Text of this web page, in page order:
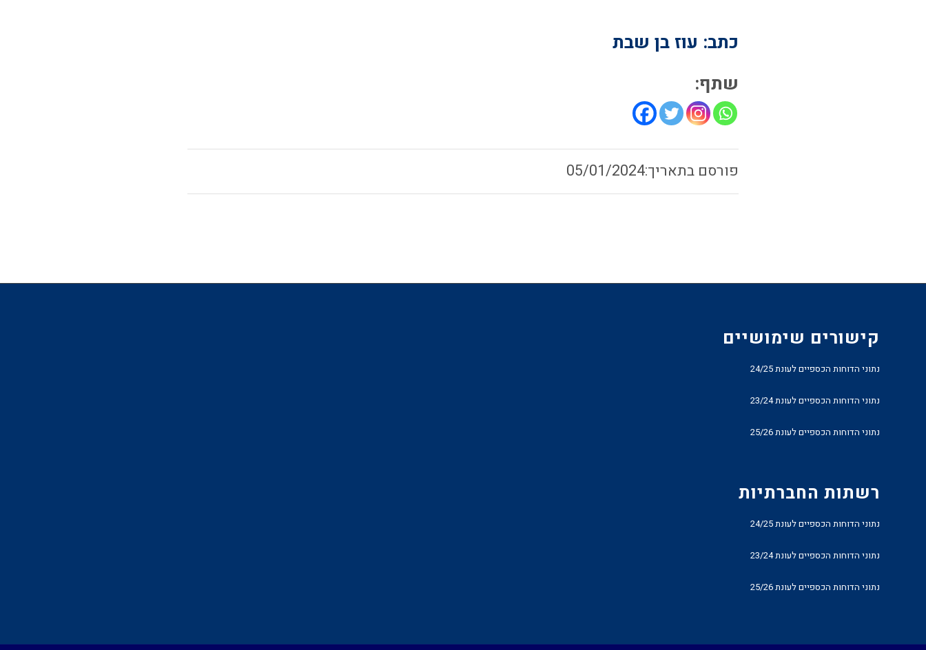
כתב: עוז בן שבת
שתף:
05/01/2024
קישורים שימושיים
נתוני הדוחות הכספיים לעונת 24/25
נתוני הדוחות הכספיים לעונת 23/24
נתוני הדוחות הכספיים לעונת 25/26
רשתות החברתיות
נתוני הדוחות הכספיים לעונת 24/25
נתוני הדוחות הכספיים לעונת 23/24
נתוני הדוחות הכספיים לעונת 25/26